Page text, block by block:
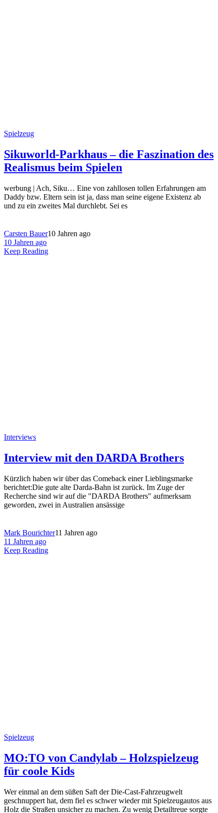
Spielzeug
Sikuworld-Parkhaus – die Faszination des
Realismus beim Spielen
werbung | Ach, Siku… Eine von zahllosen tollen Erfahrungen am
Daddy bzw. Eltern sein ist ja, dass man seine eigene Existenz ab
und zu ein zweites Mal durchlebt. Sei es
Carsten Bauer10 Jahren ago
10 Jahren ago
Keep Reading
Interviews
Interview mit den DARDA Brothers
Kürzlich haben wir über das Comeback einer Lieblingsmarke
berichtet:Die gute alte Darda-Bahn ist zurück. Im Zuge der
Recherche sind wir auf die "DARDA Brothers" aufmerksam
geworden, zwei in Australien ansässige
Mark Bourichter11 Jahren ago
11 Jahren ago
Keep Reading
Spielzeug
MO:TO von Candylab – Holzspielzeug
für coole Kids
Wer einmal an dem süßen Saft der Die-Cast-Fahrzeugwelt
geschnuppert hat, dem fiel es schwer wieder mit Spielzeugautos aus
Holz die Straßen unsicher zu machen. Zu wenig Detailtreue sorgte